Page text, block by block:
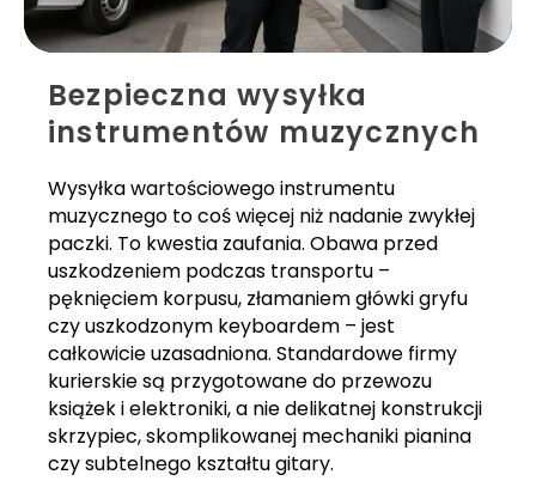
Bezpieczna wysyłka
instrumentów muzycznych
Wysyłka wartościowego instrumentu
muzycznego to coś więcej niż nadanie zwykłej
paczki. To kwestia zaufania. Obawa przed
uszkodzeniem podczas transportu –
pęknięciem korpusu, złamaniem główki gryfu
czy uszkodzonym keyboardem – jest
całkowicie uzasadniona. Standardowe firmy
kurierskie są przygotowane do przewozu
książek i elektroniki, a nie delikatnej konstrukcji
skrzypiec, skomplikowanej mechaniki pianina
czy subtelnego kształtu gitary.